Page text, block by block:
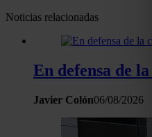
Noticias relacionadas
En defensa de
Javier Colón06/08/2026